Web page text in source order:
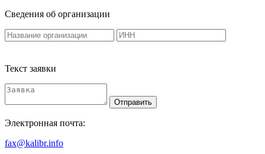
Сведения об организации
Текст заявки
Отправить
Электронная почта:
fax@kalibr.info